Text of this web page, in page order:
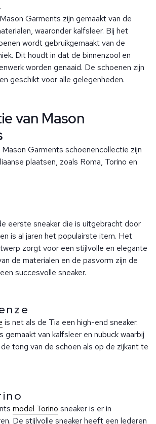
Garments zijn gemaakt van de
waaronder kalfsleer. Bij het
wordt gebruikgemaakt van de
Dit houdt in dat de binnenzool en
worden genaaid. De schoenen zijn
geschikt voor alle gelegenheden.
van Mason
Garments schoenencollectie zijn
plaatsen, zoals Roma, Torino en
eerste sneaker die is uitgebracht door
is al jaren het populairste item. Het
zorgt voor een stijlvolle en elegante
de materialen en de pasvorm zijn de
succesvolle sneaker.
is net als de Tia een high-end sneaker.
gemaakt van kalfsleer en nubuck waarbij
tong van de schoen als op de zijkant te
model Torino sneaker is er in
De stijlvolle sneaker heeft een lederen